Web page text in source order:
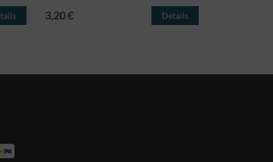
3,20 € Details